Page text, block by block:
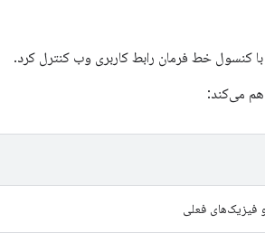
می‌کند:
فیزیک‌های فعلی